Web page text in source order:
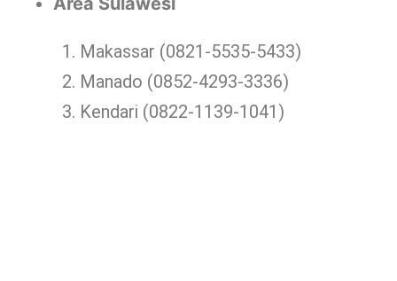
Makassar (0821-5535-5433)
Manado (0852-4293-3336)
Kendari (0822-1139-1041)